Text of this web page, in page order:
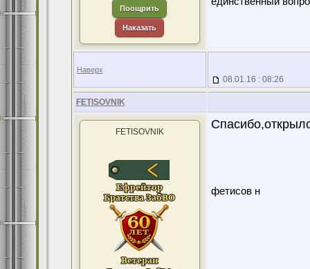
Поощрить
Наказать
Наверх
08.01.16 : 08:26
FETISOVNIK
FETISOVNIK
фетисов н